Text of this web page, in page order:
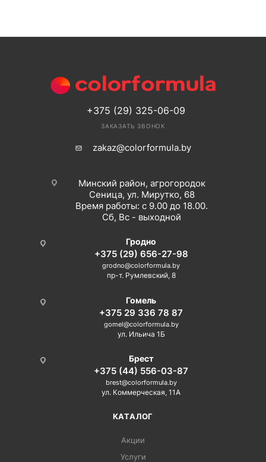
+375 (29) 325-06-09
ЗАКАЗАТЬ ЗВОНОК
zakaz@colorformula.by
Минский район, агрогородок
Сеница, ул. Мирутко, 68
Время работы: с 9.00 до 18.00.
Сб, Вс - выходной
Гродно
+375 (29) 656-27-98
grodno@colorformula.by
пр-т. Румлевский, 8
Гомель
+375 29 336 78 87
gomel@colorformula.by
ул. Ильича 1Б
Брест
+375 (44) 556-03-87
brest@colorformula.by
ул. Коммерческая, 11А
КАТАЛОГ
Акции
Услуги